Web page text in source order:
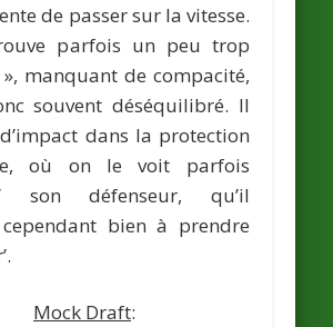
de passer sur la vitesse.
parfois un peu trop
manquant de compacité,
souvent déséquilibré. Il
dans la protection
où on le voit parfois
son défenseur, qu’il
bien à prendre
Mock Draft: